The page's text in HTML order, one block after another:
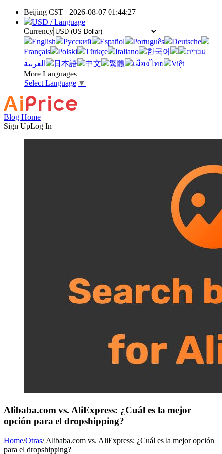
Beijing CST 2026-08-07 01:44:27
USD / Language
Currency
English
Pусский Español Português
Deutsche
Français
Polski Türkçe Italiano 한국어
עברית
العربية
日本語 中文 繁體 เมืองไทย
Việt
More Languages
Select Language ▼
Blog Home
Sign UpLog In
Alibaba.com vs. AliExpress: ¿Cuál es la mejor
opción para el dropshipping?
Home/Otras/Alibaba.com vs. AliExpress: ¿Cuál es la mejor opción
para el dropshipping?